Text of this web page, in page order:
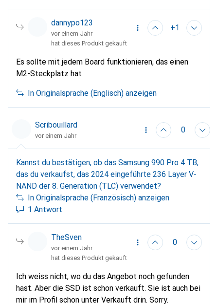
dannypo123
vor einem Jahr
+1
hat dieses Produkt gekauft
Es sollte mit jedem Board funktionieren, das einen
M2-Steckplatz hat
In Originalsprache (Englisch) anzeigen
Scribouillard
vor einem Jahr
0
Kannst du bestätigen, ob das Samsung 990 Pro 4 TB,
das du verkaufst, das 2024 eingeführte 236 Layer V-
NAND der 8. Generation (TLC) verwendet?
In Originalsprache (Französisch) anzeigen
1 Antwort
TheSven
vor einem Jahr
0
hat dieses Produkt gekauft
Ich weiss nicht, wo du das Angebot noch gefunden
hast. Aber die SSD ist schon verkauft. Sie ist auch bei
mir im Profil schon unter Verkauft drin. Sorry.